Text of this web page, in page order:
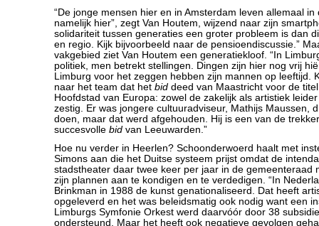
“De jonge mensen hier en in Amsterdam leven allemaal in
namelijk hier”, zegt Van Houtem, wijzend naar zijn
solidariteit tussen generaties een groter probleem is dan
en regio. Kijk bijvoorbeeld naar de pensioendiscussie.”
vakgebied ziet Van Houtem een generatiekloof. “In
politiek, men betrekt stellingen. Dingen zijn hier nog vrij
Limburg voor het zeggen hebben zijn mannen op leeftijd.
naar het team dat het bid deed van Maastricht voor de
Hoofdstad van Europa: zowel de zakelijk als artistiek
zestig. Er was jongere cultuuradviseur, Mathijs Maussen,
doen, maar dat werd afgehouden. Hij is een van de
succesvolle bid van Leeuwarden.”
Hoe nu verder in Heerlen? Schoonderwoerd haalt met
Simons aan die het Duitse systeem prijst omdat de
stadstheater daar twee keer per jaar in de gemeenteraad
zijn plannen aan te kondigen en te verdedigen. “In
Brinkman in 1988 de kunst genationaliseerd. Dat heeft
opgeleverd en het was beleidsmatig ook nodig want een
Limburgs Symfonie Orkest werd daarvóór door 38
ondersteund. Maar het heeft ook negatieve gevolgen